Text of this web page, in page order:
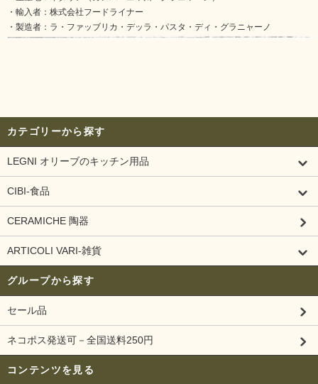
・輸入者：株式会社フードライナー
・製造者：ラ・ファッブリカ・デッラ・パスタ・ディ・グラニャーノ
カテゴリーから探す
LEGNI オリーブのキッチン用品
CIBI-食品
CERAMICHE 陶器
ARTICOLI VARI-雑貨
グループから探す
セール品
ネコポス発送可－全国送料250円
コンテンツを見る